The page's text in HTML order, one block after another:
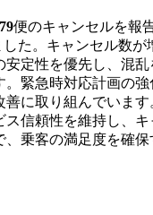
79便のキャンセルを報
た。キャンセル数が
安定性を優先し、混乱
。緊急時対応計画の強
善に取り組んでいます
信頼性を維持し、キ
、乗客の満足度を確保